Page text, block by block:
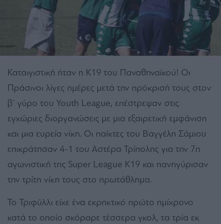
Καταιγιστική ήταν η Κ19 του Παναθηναϊκού! Οι
Πράσινοι λίγες ημέρες μετά την πρόκρισή τους στον
β’ γύρο του Youth League, επέστρεψαν στις
εγχώριες διοργανώσεις με μια εξαιρετική εμφάνιση
και μια ευρεία νίκη. Οι παίκτες του Βαγγέλη Σάμιου
επικράτησαν 4-1 του Αστέρα Τρίπολης για την 7η
αγωνιστική της Super League Κ19 και πανηγύρισαν
την τρίτη νίκη τους στο πρωτάθλημα.
Το Τριφύλλι είχε ένα εκρηκτικό πρώτο ημίχρονο
κατά το οποίο σκόραρε τέσσερα γκολ, τα τρία εκ